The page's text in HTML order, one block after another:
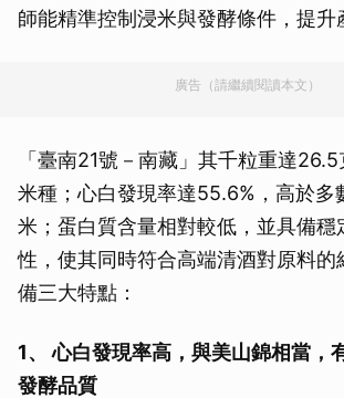
師能精準控制浸米與發酵條件，提升
廣告（請繼續閱讀本文）
「臺南21號－南藏」其千粒重達
米種；心白發現率達55.6%，高於多
米；蛋白質含量相對較低，並具備穩
性，使其同時符合高端清酒對原料的
備三大特點：
1、 心白發現率高，與美山錦相當，
發酵品質